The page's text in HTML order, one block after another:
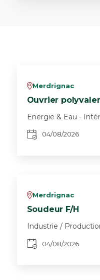
vMerdrignac
Ouvrier
Energie & Eau -
04/08/2026
vMerdrignac
Soudeur F/H
Industrie /
04/08/2026